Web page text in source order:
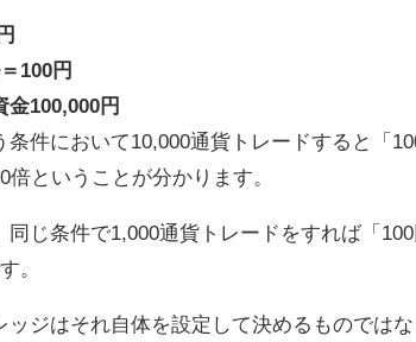
100円
金100,000円
条件において10,000通貨トレードすると「
倍ということが分かります。
同じ条件で1,000通貨トレードをすれば「
。
ッジはそれ自体を設定して決めるものでは